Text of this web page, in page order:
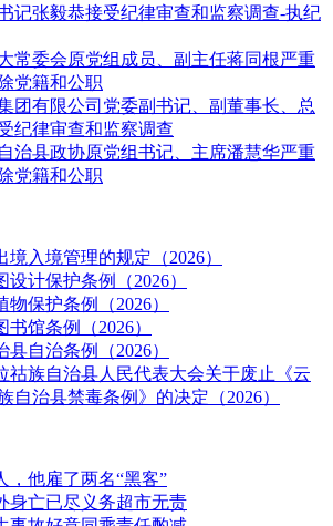
记张毅恭接受纪律审查和监察调查-执纪
常委会原党组成员、副主任蒋同根严重
党籍和公职
团有限公司党委副书记、副董事长、总
纪律审查和监察调查
治县政协原党组书记、主席潘慧华严重
党籍和公职
境入境管理的规定（2026）
计保护条例（2026）
保护条例（2026）
馆条例（2026）
自治条例（2026）
祜族自治县人民代表大会关于废止《云
自治县禁毒条例》的决定（2026）
，他雇了两名“黑客”
身亡已尽义务超市无责